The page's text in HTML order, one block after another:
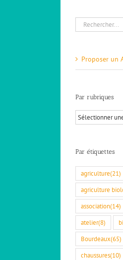
Rechercher:
Proposer un
Par rubriques
Par
rubriques
Par étiquettes
agriculture(21)
agriculture
association(14)
atelier(8)
Bourdeaux(65)
chaussures(10)